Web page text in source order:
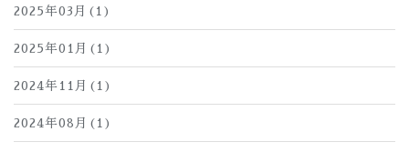
2025年03月(1)
2025年01月(1)
2024年11月(1)
2024年08月(1)